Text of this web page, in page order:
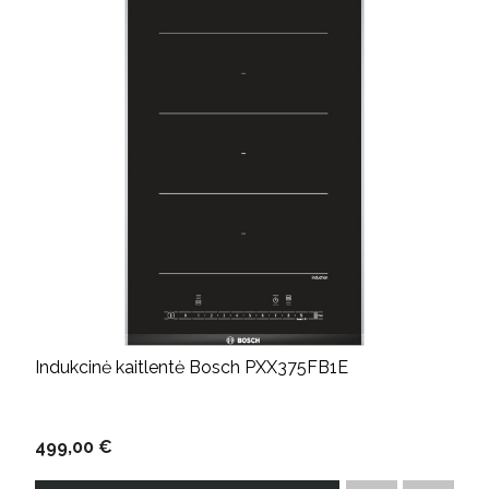
Indukcinė kaitlentė Bosch PXX375FB1E
499,00 €